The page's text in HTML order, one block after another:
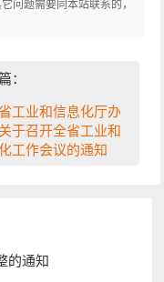
问题需要同本站联系的，
：
工业和信息化厅办
于召开全省工业和
工作会议的通知
的通知